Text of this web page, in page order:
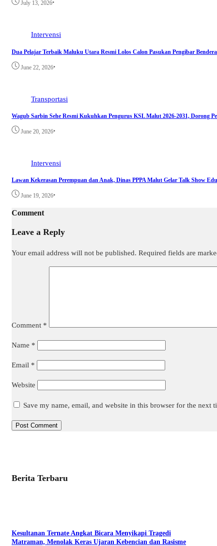
July 13, 2026•
Intervensi
Dua Pelajar Terbaik Maluku Utara Resmi Lolos Calon Pasukan Pengibar
June 22, 2026•
Transportasi
Wagub Sarbin Sehe Resmi Kukuhkan Pengurus KSL Malut 2026-2031, Dorong
June 20, 2026•
Intervensi
Lawan Kekerasan Perempuan dan Anak, Dinas PPPA Malut Gelar Talk Show
June 19, 2026•
Comment
Leave a Reply
Your email address will not be published. Required fields are
Comment *
Name *
Email *
Website
Save my name, email, and website in this browser for the next
Berita Terbaru
Kesultanan Ternate Angkat Bicara Menyikapi Tragedi
Matraman, Menolak Keras Ujaran Kebencian dan Rasisme